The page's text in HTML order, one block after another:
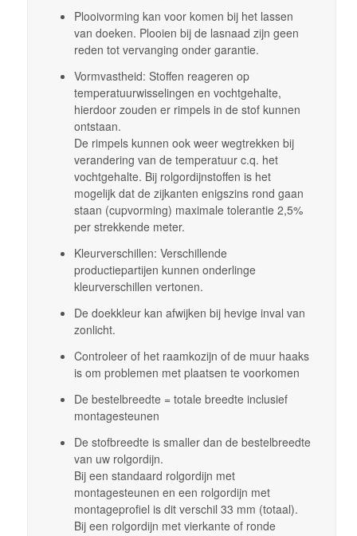
Plooivorming kan voor komen bij het lassen
van doeken. Plooien bij de lasnaad zijn geen
reden tot vervanging onder garantie.
Vormvastheid: Stoffen reageren op
temperatuurwisselingen en vochtgehalte,
hierdoor zouden er rimpels in de stof kunnen
ontstaan.
De rimpels kunnen ook weer wegtrekken bij
verandering van de temperatuur c.q. het
vochtgehalte. Bij rolgordijnstoffen is het
mogelijk dat de zijkanten enigszins rond gaan
staan (cupvorming) maximale tolerantie 2,5%
per strekkende meter.
Kleurverschillen: Verschillende
productiepartijen kunnen onderlinge
kleurverschillen vertonen.
De doekkleur kan afwijken bij hevige inval van
zonlicht.
Controleer of het raamkozijn of de muur haaks
is om problemen met plaatsen te voorkomen
De bestelbreedte = totale breedte inclusief
montagesteunen
De stofbreedte is smaller dan de bestelbreedte
van uw rolgordijn.
Bij een standaard rolgordijn met
montagesteunen en een rolgordijn met
montageprofiel is dit verschil 33 mm (totaal).
Bij een rolgordijn met vierkante of ronde